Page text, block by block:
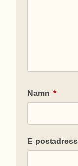
Namn *
E-postadress